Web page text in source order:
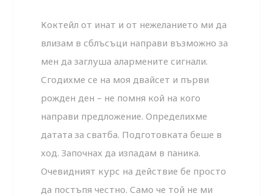
Коктейл от инат и от нежеланието ми да
влизам в сблъсъци направи възможно за
мен да заглуша алармените сигнали.
Сгодихме се на моя двайсет и първи
рожден ден – не помня кой на кого
направи предложение. Определихме
датата за сватба. Подготовката беше в
ход. Започнах да изпадам в паника.
Очевидният курс на действие бе просто
да постъпя честно. Само че той не ми